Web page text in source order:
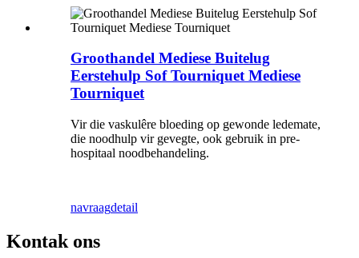
Groothandel Mediese Buitelug
Eerstehulp Sof Tourniquet Mediese
Tourniquet
Vir die vaskulêre bloeding op gewonde ledemate,
die noodhulp vir gevegte, ook gebruik in pre-
hospitaal noodbehandeling.
navraagdetail
Kontak ons